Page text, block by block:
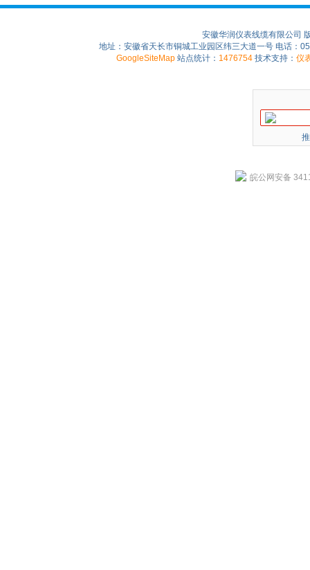
安徽华润仪表线缆有限公司
地址：安徽省天长市铜城工业园区纬三大道一号 电话：
GoogleSiteMap 站点统计： 1476754 技术支持： 仪
皖公网安备